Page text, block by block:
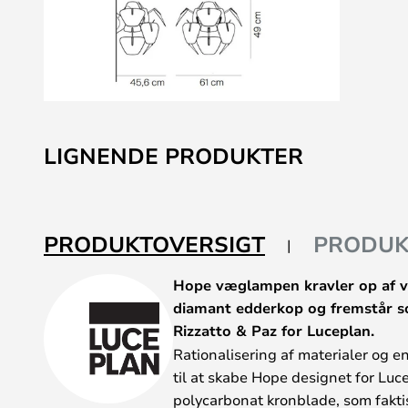
til
starten
LIGNENDE PRODUKTER
PRODUKTOVERSIGT
Hope væglampen kravler op af
diamant edderkop og fremstår
Rizzatto & Paz for Luceplan.
Rationalisering af materialer og
til at skabe Hope designet for
polycarbonat kronblade, som